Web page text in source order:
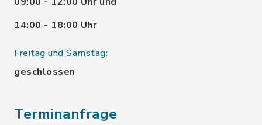
14:00 - 18:00 Uhr
Freitag und Samstag:
geschlossen
Terminanfrage